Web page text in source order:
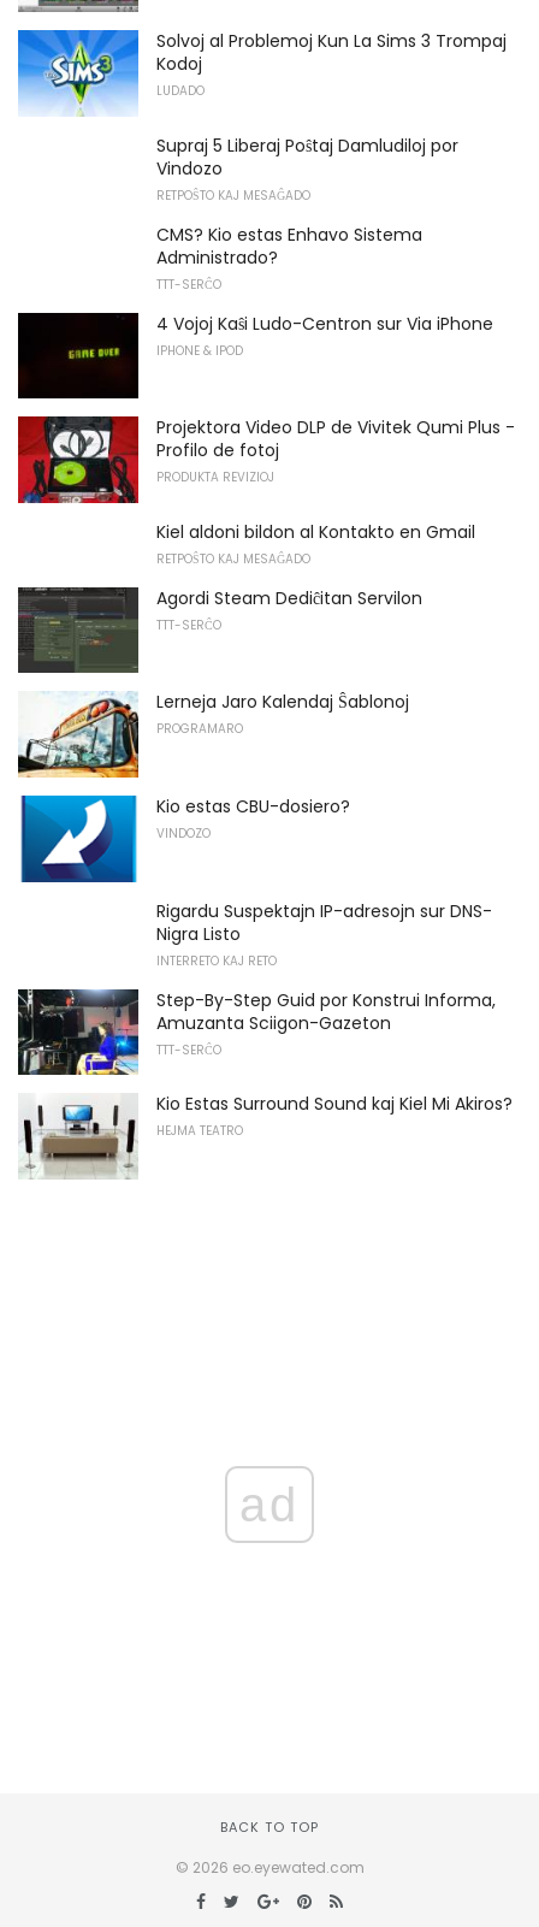
Solvoj al Problemoj Kun La Sims 3 Trompaj
Kodoj
LUDADO
Supraj 5 Liberaj Poŝtaj Damludiloj por
Vindozo
RETPOŜTO KAJ MESAĜADO
CMS? Kio estas Enhavo Sistema
Administrado?
TTT-SERĈO
4 Vojoj Kaŝi Ludo-Centron sur Via iPhone
IPHONE & IPOD
Projektora Video DLP de Vivitek Qumi Plus -
Profilo de fotoj
PRODUKTA REVIZIOJ
Kiel aldoni bildon al Kontakto en Gmail
RETPOŜTO KAJ MESAĜADO
Agordi Steam Dediĉitan Servilon
TTT-SERĈO
Lerneja Jaro Kalendaj Ŝablonoj
PROGRAMARO
Kio estas CBU-dosiero?
VINDOZO
Rigardu Suspektajn IP-adresojn sur DNS-
Nigra Listo
INTERRETO KAJ RETO
Step-By-Step Guid por Konstrui Informa,
Amuzanta Sciigon-Gazeton
TTT-SERĈO
Kio Estas Surround Sound kaj Kiel Mi Akiros?
HEJMA TEATRO
ad
BACK TO TOP
© 2026 eo.eyewated.com